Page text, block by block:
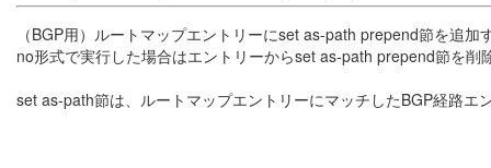
（BGP用）ルートマップエントリーにset as-path prepend節を追加
no形式で実行した場合はエントリーからset as-path prepend節を削
set as-path節は、ルートマップエントリーにマッチしたBGP経路